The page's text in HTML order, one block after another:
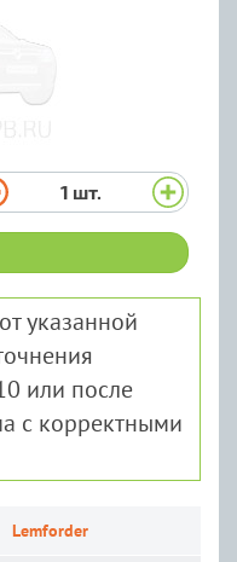
1 шт.
указанной
или после
с корректными
Lemforder